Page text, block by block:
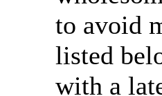
to avoid
listed
with a